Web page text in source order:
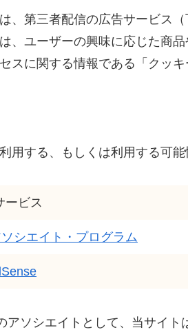
、第三者配信の広告サービス
、ユーザーの興味に応じた商
スに関する情報である「クッ
用する、もしくは利用する可
ービス
シエイト・プログラム
ソシエイトとして、当サイト